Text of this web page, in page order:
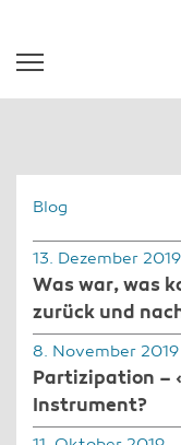
Blog
13. Dezember 2019
Was war, was
zurück und
8. November 2019
Partizipation –
Instrument?